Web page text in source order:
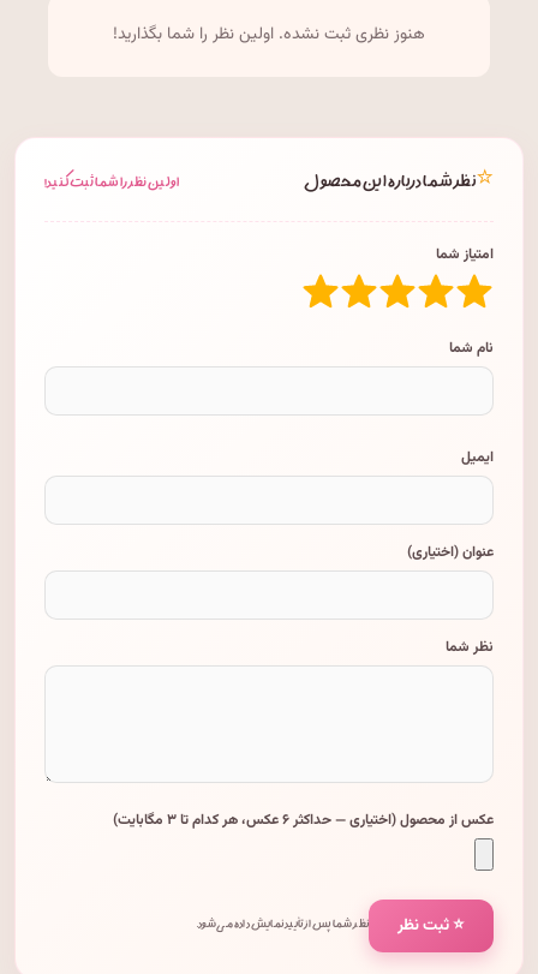
هنوز نظری ثبت نشده. اولین نظر را شما بگذارید!
⭐نظر شما درباره این محصول اولین نظر را شما ثبت کنید!
امتیاز شما
نام شما
ایمیل
عنوان (اختیاری)
نظر شما
عکس از محصول (اختیاری — حداکثر ۶ عکس، هر کدام تا ۳ مگابایت)
⭐ ثبت نظر نظر شما پس از تأیید نمایش داده می‌شود.